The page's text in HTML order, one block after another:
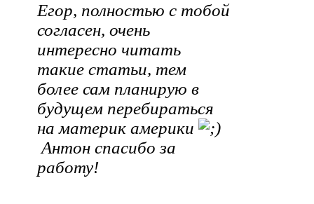
Егор, полностью с тобой
согласен, очень
интересно читать
такие статьи, тем
более сам планирую в
будущем перебираться
на материк америки
Антон спасибо за
работу!